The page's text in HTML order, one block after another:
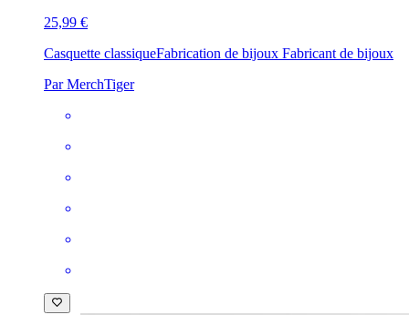
25,99 €
Casquette classiqueFabrication de bijoux Fabricant de bijoux
Par MerchTiger